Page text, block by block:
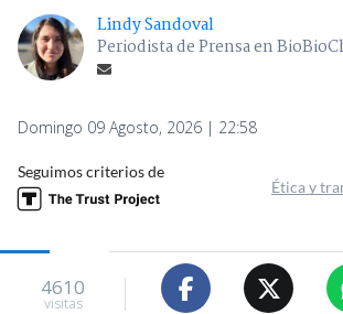
Lindy Sandoval
Periodista de Prensa en
Domingo 09 Agosto, 2026 | 22:58
Seguimos criterios de
Ética y
4610
visitas